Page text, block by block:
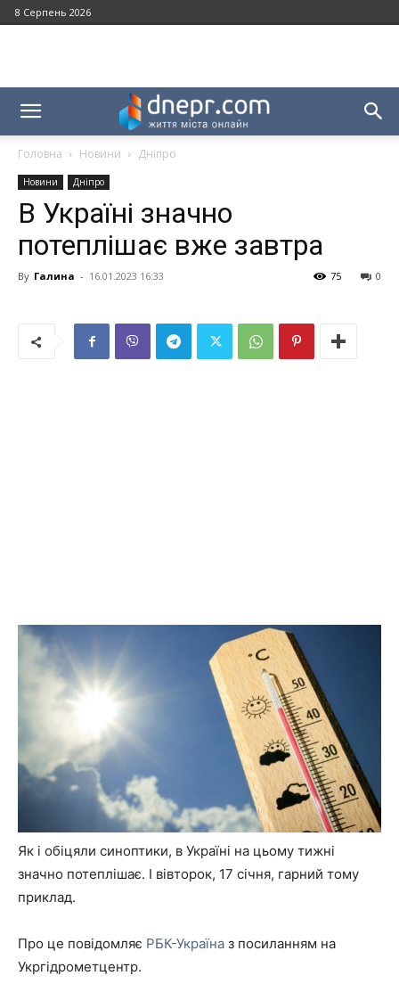
8 Серпень 2026
Головна Новини Дніпро
Новини Дніпро
В Україні значно
потеплішає вже завтра
By Галина - 16.01.2023 16:33 0
75
Як і обіцяли синоптики, в Україні на цьому тижні
значно потеплішає. І вівторок, 17 січня, гарний тому
приклад.
Про це повідомляє РБК-Україна з посиланням на
Укргідрометцентр.